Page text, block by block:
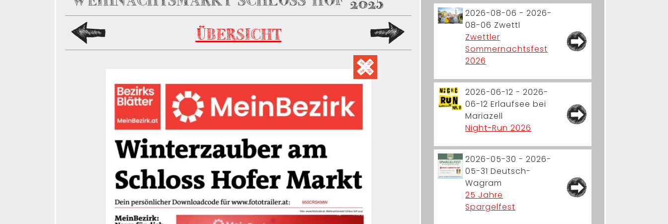
ÜBERSICHT
2026-08-06 - 2026-
08-06 Zwettl
Zwettler
Sommernachtsfest
2026
2026-06-12 - 2026-
06-12 Erlaufsee bei
Mariazell
Night-Run 2026
2026-05-30 - 2026-
05-31 Deutsch-
Wagram
25 Jahre
Spargelfest